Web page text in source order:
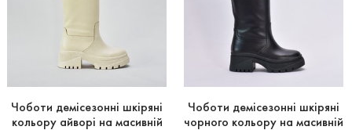
Чоботи демісезонні шкіряні
кольору айворі на масивній
Чоботи демісезонні шкіряні
чорного кольору на масивній